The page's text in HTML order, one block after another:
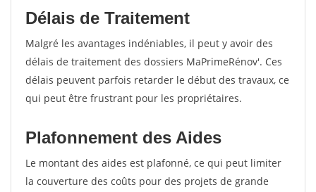
Délais de Traitement
Malgré les avantages indéniables, il peut y avoir des
délais de traitement des dossiers MaPrimeRénov'. Ces
délais peuvent parfois retarder le début des travaux, ce
qui peut être frustrant pour les propriétaires.
Plafonnement des Aides
Le montant des aides est plafonné, ce qui peut limiter
la couverture des coûts pour des projets de grande